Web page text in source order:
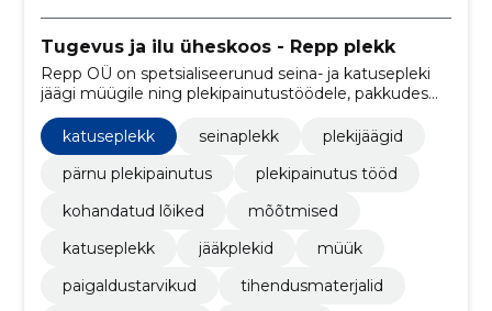
Tugevus ja ilu üheskoos - Repp plekk
Repp OÜ on spetsialiseerunud seina- ja katusepleki
jäägi müügile ning plekipainutustöödele, pakkudes
katuseplekk
seinaplekk
plekijäägid
pärnu plekipainutus
plekipainutus tööd
kohandatud lõiked
mõõtmised
katuseplekk
jääkplekid
müük
paigaldustarvikud
tihendusmaterjalid